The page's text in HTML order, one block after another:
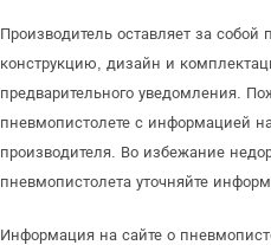
Производитель оставляет за
конструкцию, дизайн и
предварительного уведомления.
пневмопистолете с информацией
производителя. Во избежание
пневмопистолета уточняйте
Информация на сайте о